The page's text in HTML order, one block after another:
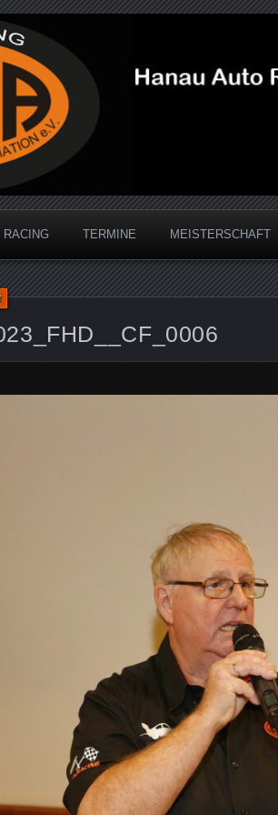
Association
RACING TERMINE MEISTERSCHAFT